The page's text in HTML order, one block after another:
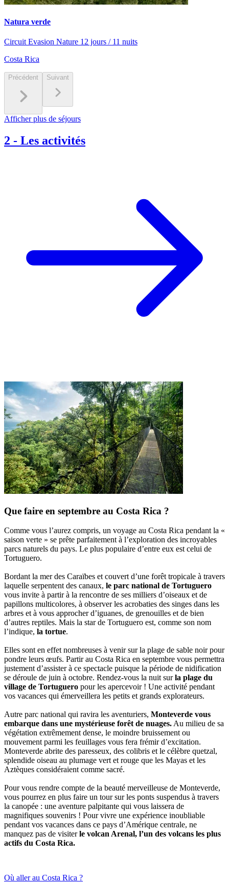
Natura verde
Circuit Evasion Nature 12 jours / 11 nuits
Costa Rica
Précédent Suivant
Afficher plus de séjours
2 - Les activités
Que faire en septembre au Costa Rica ?
Comme vous l’aurez compris, un voyage au Costa Rica pendant la «
saison verte » se prête parfaitement à l’exploration des incroyables
parcs naturels du pays. Le plus populaire d’entre eux est celui de
Tortuguero.
Bordant la mer des Caraïbes et couvert d’une forêt tropicale à travers
laquelle serpentent des canaux, le parc national de Tortuguero
vous invite à partir à la rencontre de ses milliers d’oiseaux et de
papillons multicolores, à observer les acrobaties des singes dans les
arbres et à vous approcher d’iguanes, de grenouilles et de bien
d’autres reptiles. Mais la star de Tortuguero est, comme son nom
l’indique, la tortue.
Elles sont en effet nombreuses à venir sur la plage de sable noir pour
pondre leurs œufs. Partir au Costa Rica en septembre vous permettra
justement d’assister à ce spectacle puisque la période de nidification
se déroule de juin à octobre. Rendez-vous la nuit surla plage du
village de Tortuguero pour les apercevoir ! Une activité pendant
vos vacances qui émerveillera les petits et grands explorateurs.
Autre parc national qui ravira les aventuriers, Monteverde vous
embarque dans une mystérieuse forêt de nuages. Au milieu de sa
végétation extrêmement dense, le moindre bruissement ou
mouvement parmi les feuillages vous fera frémir d’excitation.
Monteverde abrite des paresseux, des colibris et le célèbre quetzal,
splendide oiseau au plumage vert et rouge que les Mayas et les
Aztèques considéraient comme sacré.
Pour vous rendre compte de la beauté merveilleuse de Monteverde,
vous pourrez en plus faire un tour sur les ponts suspendus à travers
la canopée : une aventure palpitante qui vous laissera de
magnifiques souvenirs ! Pour vivre une expérience inoubliable
pendant vos vacances dans ce pays d’Amérique centrale, ne
manquez pas de visiterle volcan Arenal, l’un des volcans les plus
actifs du Costa Rica.
Où aller au Costa Rica ?